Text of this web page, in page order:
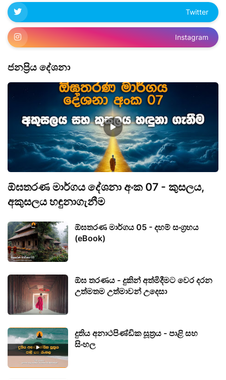
Twitter
Instagram
ජනප්‍රිය ‌දේශනා
ඕඝතරණ මාර්ගය දේශනා අංක 07 - කුසලය,
අකුසලය හඳුනාගැනීම
ඕඝතරණ මාර්ගය 05 - දහම් සංග්‍රහය
(eBook)
ඕඝ තරණය - දුකින් අත්මිදීමට වෙර දරන
උත්මතම උත්මාවන් උදෙසා
දුතිය අනාථපිණ්ඩික සූත්‍රය - පාළි සහ
සිංහල